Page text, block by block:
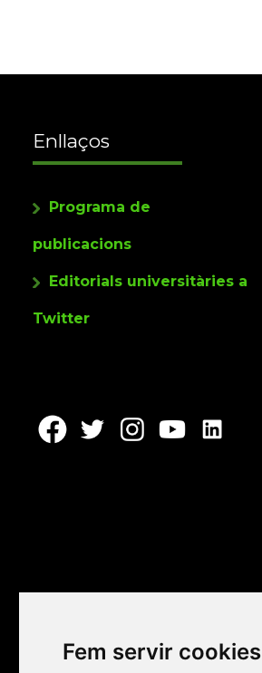
Fem servir cookies
Enllaços
Programa de
publicacions
Editorials universitàries a
Twitter